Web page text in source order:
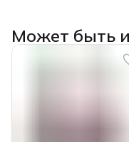
Может быть